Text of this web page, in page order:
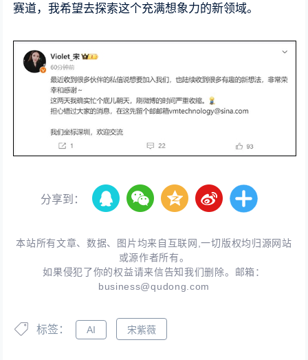
赛道，我希望去探索这个充满想象力的新领域。
分享到：
本站所有文章、数据、图片均来自互联网,一切版权均归源网站
或源作者所有。
如果侵犯了你的权益请来信告知我们删除。邮箱：
business@qudong.com
标签： AI 宋紫薇